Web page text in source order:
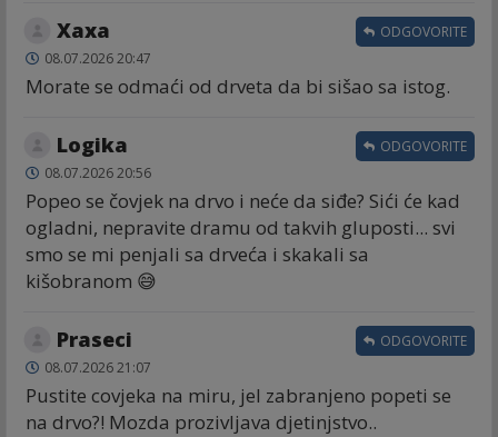
Хаха
08.07.2026 20:47
Morate se odmaći od drveta da bi sišao sa istog.
ODGOVORITE
Logika
08.07.2026 20:56
Popeo se čovjek na drvo i neće da siđe? Sići će kad
ogladni, nepravite dramu od takvih gluposti... svi
smo se mi penjali sa drveća i skakali sa
kišobranom 😅
ODGOVORITE
Praseci
08.07.2026 21:07
Pustite covjeka na miru, jel zabranjeno popeti se
na drvo?! Mozda prozivljava djetinjstvo..
ODGOVORITE